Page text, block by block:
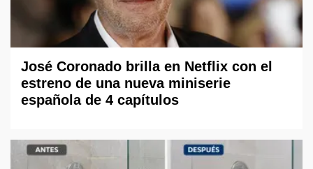
José Coronado brilla en Netflix con el
estreno de una nueva miniserie
española de 4 capítulos